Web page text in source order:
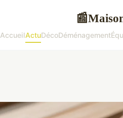
📰
AccueilActuDécoDéménagement